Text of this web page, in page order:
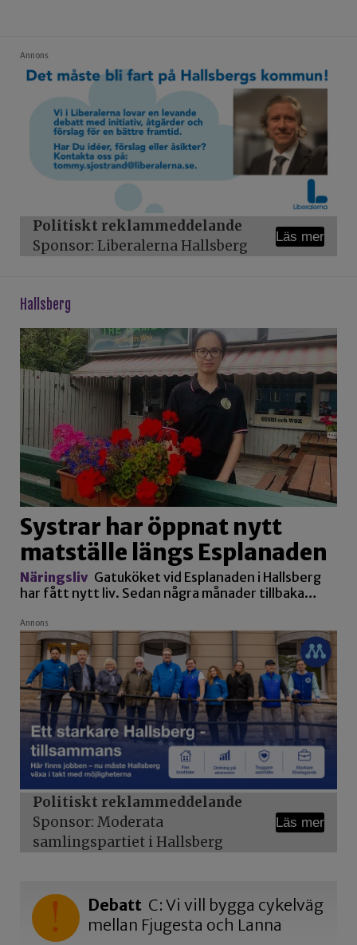
Annons
Politiskt reklammeddelande
Sponsor: Liberalerna Hallsberg
Läs mer
hallsberg
Systrar har öppnat nytt
matställe längs Esplanaden
Näringsliv Gatuköket vid Esplanaden i Hallsberg
har fått nytt liv. Sedan några månader tillbaka…
Annons
Politiskt reklammeddelande
Sponsor: Moderata
samlingspartiet i Hallsberg
Läs mer
Debatt C: Vi vill bygga cykelväg
mellan Fjugesta och Lanna